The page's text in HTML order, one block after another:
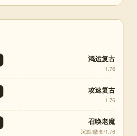
鸿运复古
1.76
攻速复古
1.76
召唤老魔
沉默/微变/1.76